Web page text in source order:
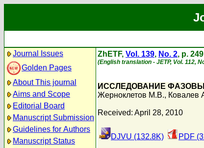
Journal Issues
Golden Pages
About This journal
Aims and Scope
Editorial Board
Manuscript Submission
Guidelines for Authors
Manuscript Status
ZhETF, Vol. 139, No. 2, p.
(English translation - JETP, Vol. 112,
ИССЛЕДОВАНИЕ
Жерноклетов М.В., Ковалев
Received: April 28, 2010
DJVU (132.8K) PDF